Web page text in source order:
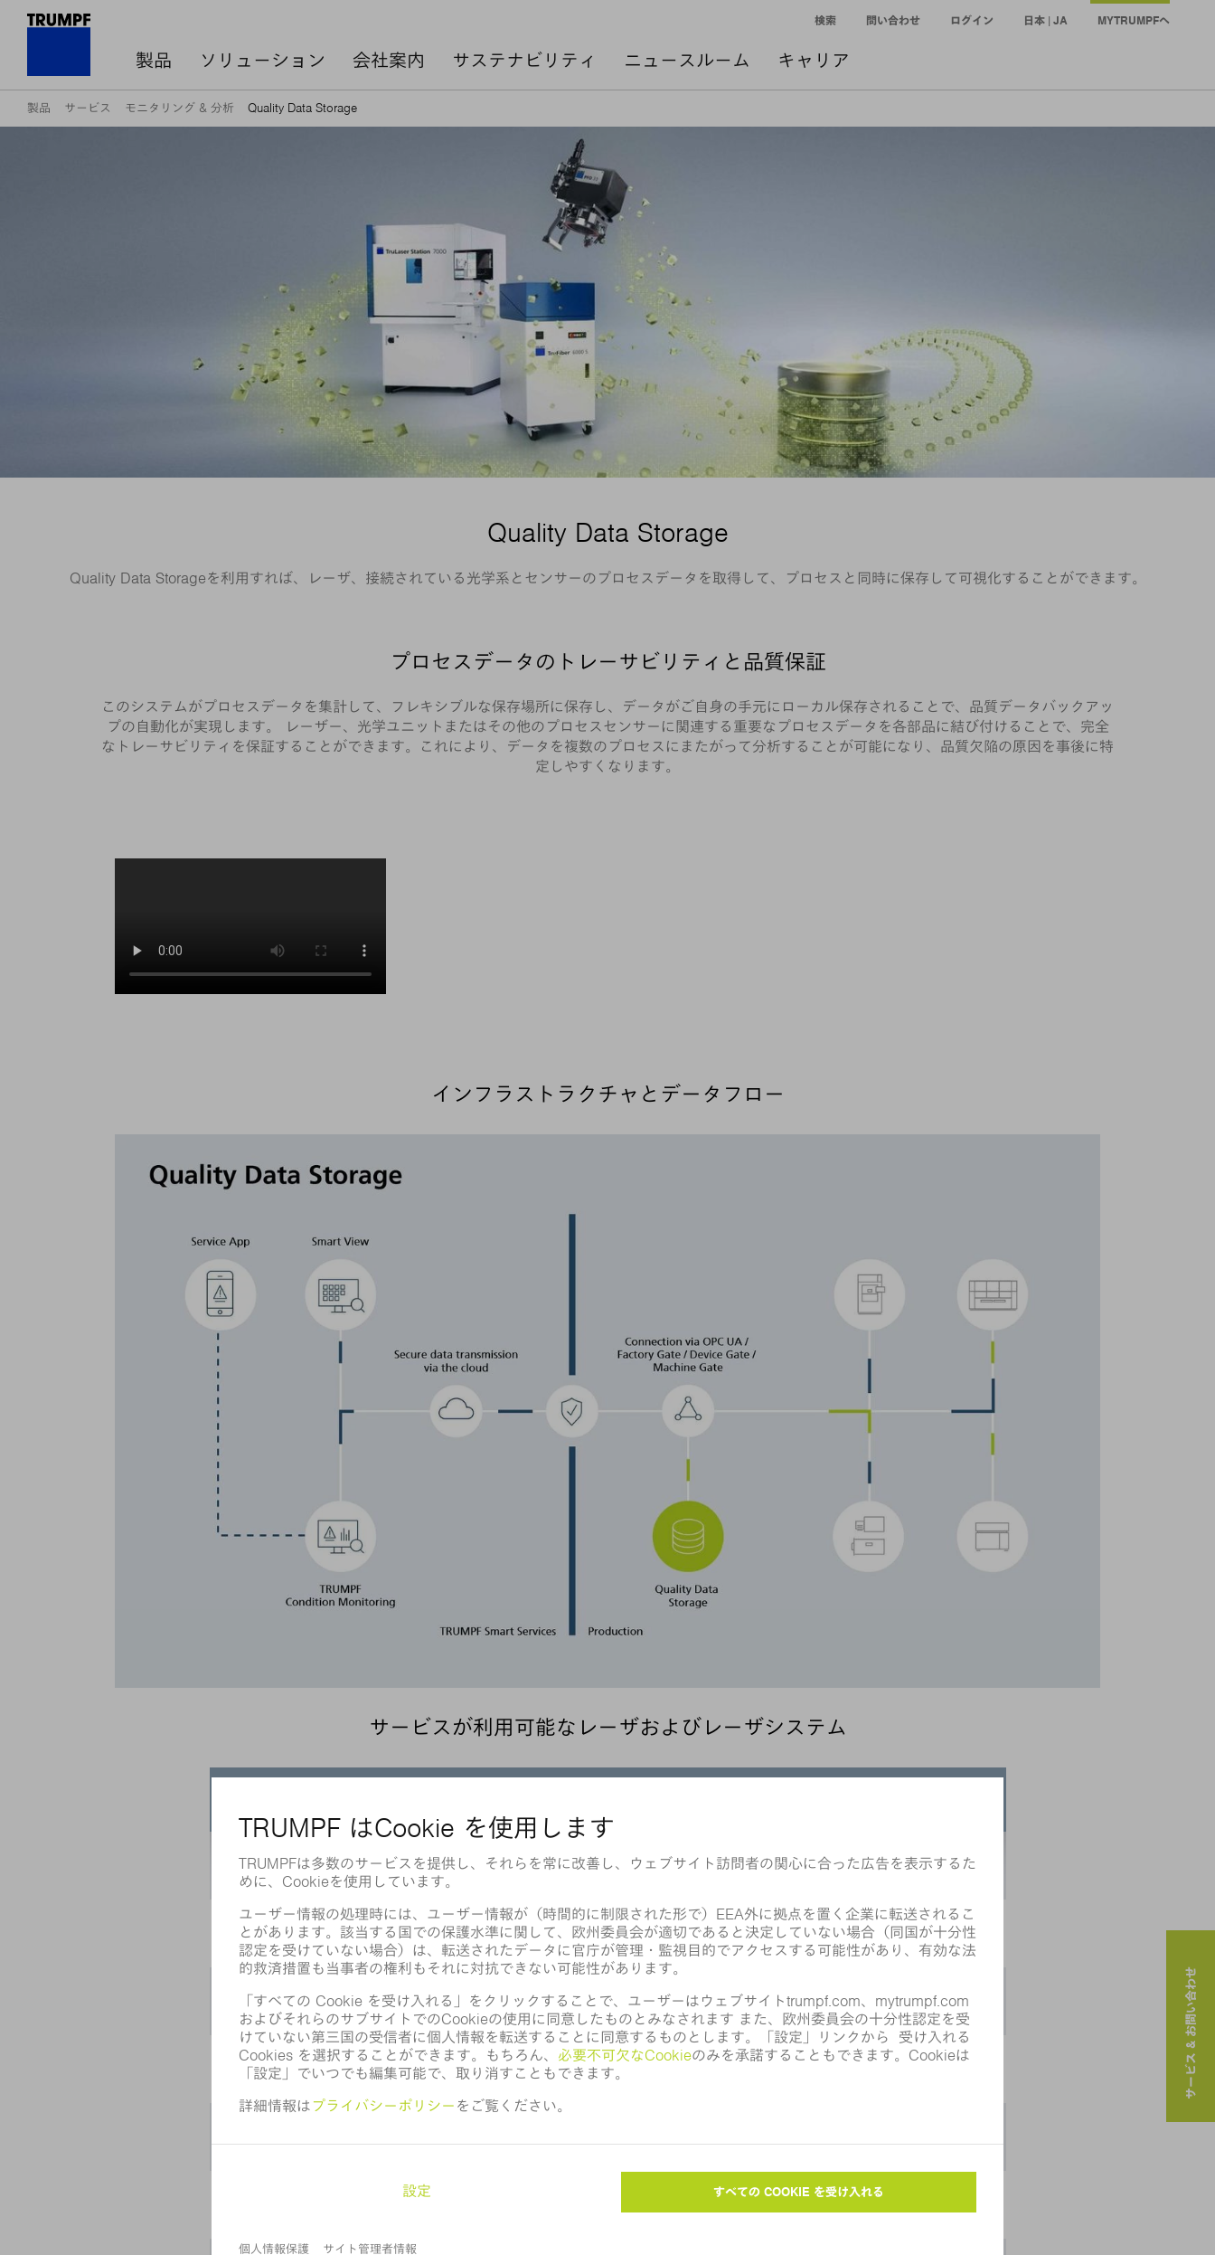
製品 ソリューション 会社案内 サステナビリティ ニュースルーム キャリア
検索 問い合わせ ログイン 日本 | JA MYTRUMPFへ
製品 サービス モニタリング & 分析 Quality Data Storage
Quality Data Storage
Quality Data Storageを利用すれば、レーザ、接続されている光学系とセンサーのプロセスデータを取得して、プロセスと同時に保存して可視化することができます。
プロセスデータのトレーサビリティと品質保証
このシステムがプロセスデータを集計して、フレキシブルな保存場所に保存し、データがご自身の手元にローカル保存されることで、品質データバックアッ
プの自動化が実現します。 レーザー、光学ユニットまたはその他のプロセスセンサーに関連する重要なプロセスデータを各部品に結び付けることで、完全
なトレーサビリティを保証することができます。これにより、データを複数のプロセスにまたがって分析することが可能になり、品質欠陥の原因を事後に特
定しやすくなります。
インフラストラクチャとデータフロー
サービスが利用可能なレーザおよびレーザシステム
TRUDISK + + +
TRUFIBER + + +
TRUMARK + - -
TRUMICRO + サービス & お問い合わせ